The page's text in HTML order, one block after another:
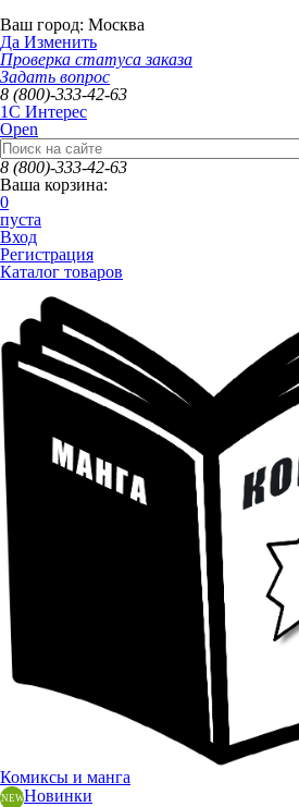
Ваш город: Москва
Да Изменить
Проверка статуса заказа
Задать вопрос
8 (800)-333-42-63
1C Интерес
Open
8 (800)-333-42-63
Ваша корзина:
0
пуста
Вход
Регистрация
Каталог товаров
Комиксы и манга
Новинки